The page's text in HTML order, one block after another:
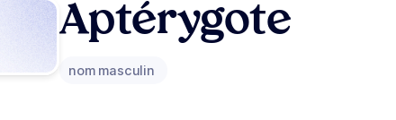
Aptérygote
nom masculin